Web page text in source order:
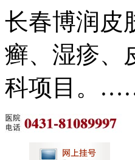
长春博润皮
癣、湿疹、
科项目。